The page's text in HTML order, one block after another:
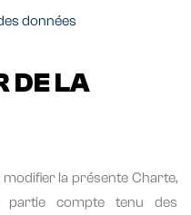
données
DE LA
la présente Charte,
compte tenu des